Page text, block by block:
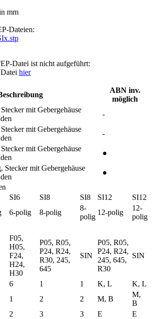
mm
Dateien:
Datei ist nicht aufgeführt:
hier
ABN inv.
möglich
mit Gebergehäuse
-
mit Gebergehäuse
-
mit Gebergehäuse
●
Stecker mit Gebergehäuse
●
SI6 SI8 SI8 SI12
SI12
6-polig 8-polig
8-
polig
12-polig
12-
polig
F05,
H05,
F24,
H24,
H30
P05, R05,
P24, R24,
R30, 245,
645
SIN
P05, R05,
P24, R24,
245, 645,
R30
SIN
6 1 1 K, L
K, L
1 2 2 M, B
M,
B
2 3 3 E
E